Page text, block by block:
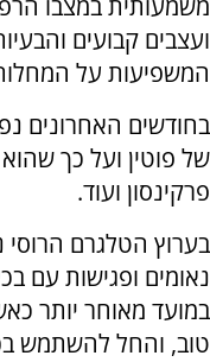
משמעותית במצבו
ועצבים קבועים
המשפיעות על
בחודשים האחרונים
של פוטין ועל כך
פרקינסון ועוד.
בערוץ הטלגרם הרוסי
נאומים ופגישות עם
במועד מאוחר יותר
טוב, והחל להשתמש